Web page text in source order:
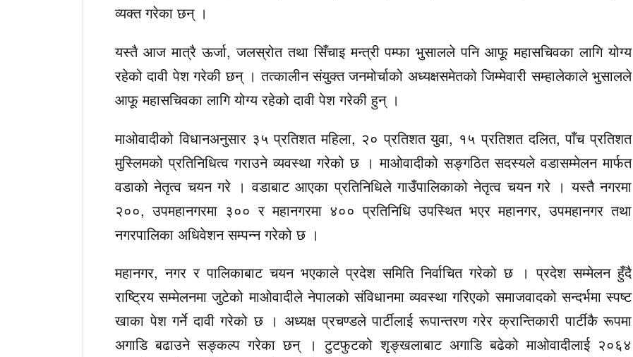
व्यक्त गरेका छन् ।
यस्तै आज मात्रै ऊर्जा, जलस्रोत तथा सिँचाइ मन्त्री पम्फा भुसालले पनि आफू महासचिवका लागि योग्य
रहेको दावी पेश गरेकी छन् । तत्कालीन संयुक्त जनमोर्चाको अध्यक्षसमेतको जिम्मेवारी सम्हालेकाले भुसालले
आफू महासचिवका लागि योग्य रहेको दावी पेश गरेकी हुन् ।
माओवादीको विधानअनुसार ३५ प्रतिशत महिला, २० प्रतिशत युवा, १५ प्रतिशत दलित, पाँच प्रतिशत
मुस्लिमको प्रतिनिधित्व गराउने व्यवस्था गरेको छ । माओवादीको सङ्गठित सदस्यले वडासम्मेलन मार्फत
वडाको नेतृत्व चयन गरे । वडाबाट आएका प्रतिनिधिले गाउँपालिकाको नेतृत्व चयन गरे । यस्तै नगरमा
२००, उपमहानगरमा ३०० र महानगरमा ४०० प्रतिनिधि उपस्थित भएर महानगर, उपमहानगर तथा
नगरपालिका अधिवेशन सम्पन्न गरेको छ ।
महानगर, नगर र पालिकाबाट चयन भएकाले प्रदेश समिति निर्वाचित गरेको छ । प्रदेश सम्मेलन हुँदै
राष्ट्रिय सम्मेलनमा जुटेको माओवादीले नेपालको संविधानमा व्यवस्था गरिएको समाजवादको सन्दर्भमा स्पष्ट
खाका पेश गर्ने दावी गरेको छ । अध्यक्ष प्रचण्डले पार्टीलाई रूपान्तरण गरेर क्रान्तिकारी पार्टीकै रूपमा
अगाडि बढाउने सङ्कल्प गरेका छन् । टुटफुटको शृङ्खलाबाट अगाडि बढेको माओवादीलाई २०६४